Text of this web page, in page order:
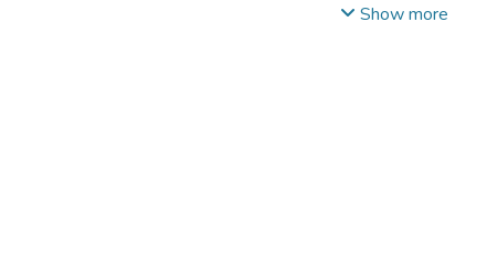
Сергеевич
Show more